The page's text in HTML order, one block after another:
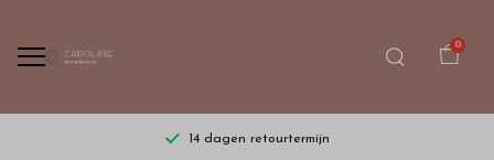
0
14 dagen retourtermijn